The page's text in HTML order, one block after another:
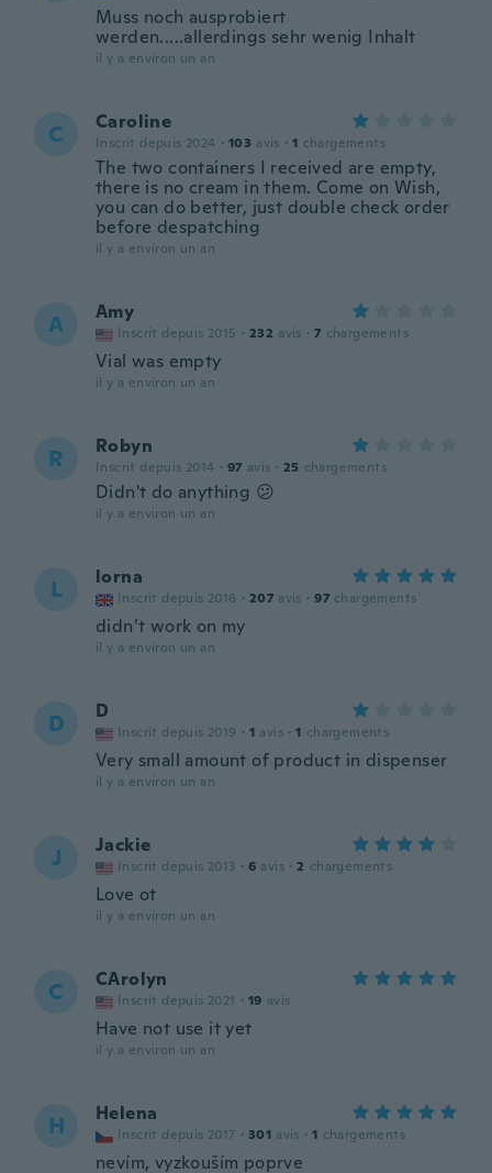
Muss noch ausprobiert
werden.....allerdings sehr wenig Inhalt
il y a environ un an
C Caroline
Inscrit depuis 2024 · 103 avis · 1 chargements
The two containers I received are empty,
there is no cream in them. Come on Wish,
you can do better, just double check order
before despatching
il y a environ un an
A Amy
Inscrit depuis 2015 · 232 avis · 7 chargements
Vial was empty
il y a environ un an
R Robyn
Inscrit depuis 2014 · 97 avis · 25 chargements
Didn't do anything 😕
il y a environ un an
L lorna
Inscrit depuis 2016 · 207 avis · 97 chargements
didn’t work on my
il y a environ un an
D D
Inscrit depuis 2019 · 1 avis · 1 chargements
Very small amount of product in dispenser
il y a environ un an
J Jackie
Inscrit depuis 2013 · 6 avis · 2 chargements
Love ot
il y a environ un an
C CArolyn
Inscrit depuis 2021 · 19 avis
Have not use it yet
il y a environ un an
H Helena
Inscrit depuis 2017 · 301 avis · 1 chargements
nevím, vyzkouším poprve